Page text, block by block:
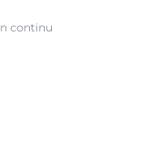
continu